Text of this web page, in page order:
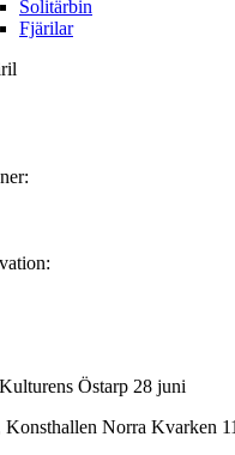
Solitärbin
Fjärilar
Östarp 28 juni
Konsthallen Norra Kvarken